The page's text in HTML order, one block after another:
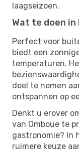
laagseizoen.
Wat te doen in
Perfect voor
biedt een
temperaturen.
deel te nemen
ontspannen op
Denkt u erover
van Omboue te
gastronomie? In
ruimere keuze